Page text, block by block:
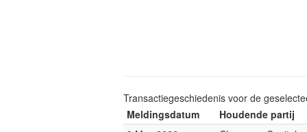
Transactiegeschiedenis voor de
Meldingsdatum
Houdende partij